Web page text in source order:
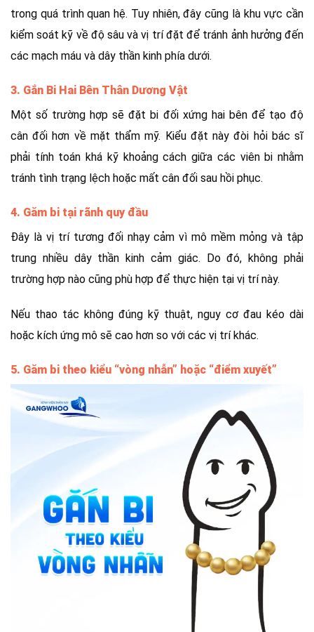
trong quá trình quan hệ. Tuy nhiên, đây cũng là khu vực cần
kiểm soát kỹ về độ sâu và vị trí đặt để tránh ảnh hưởng đến
các mạch máu và dây thần kinh phía dưới.
3. Gắn Bi Hai Bên Thân Dương Vật
Một số trường hợp sẽ đặt bi đối xứng hai bên để tạo độ
cân đối hơn về mặt thẩm mỹ. Kiểu đặt này đòi hỏi bác sĩ
phải tính toán khá kỹ khoảng cách giữa các viên bi nhằm
tránh tình trạng lệch hoặc mất cân đối sau hồi phục.
4. Găm bi tại rãnh quy đầu
Đây là vị trí tương đối nhạy cảm vì mô mềm mỏng và tập
trung nhiều dây thần kinh cảm giác. Do đó, không phải
trường hợp nào cũng phù hợp để thực hiện tại vị trí này.
Nếu thao tác không đúng kỹ thuật, nguy cơ đau kéo dài
hoặc kích ứng mô sẽ cao hơn so với các vị trí khác.
5. Găm bi theo kiểu “vòng nhẫn” hoặc “điểm xuyết”